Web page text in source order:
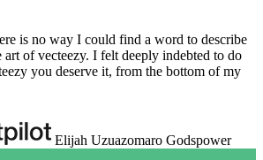
is no way I could find a word to describe
art of vecteezy. I felt deeply indebted to do
you deserve it, from the bottom of my
Elijah Uzuazomaro Godspower